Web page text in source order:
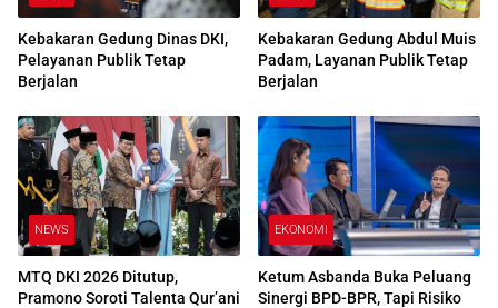
Kebakaran Gedung Dinas DKI,
Pelayanan Publik Tetap
Berjalan
Kebakaran Gedung Abdul Muis
Padam, Layanan Publik Tetap
Berjalan
NEWS
MTQ DKI 2026 Ditutup,
Pramono Soroti Talenta Qur’ani
EKONOMI
Ketum Asbanda Buka Peluang
Sinergi BPD-BPR, Tapi Risiko